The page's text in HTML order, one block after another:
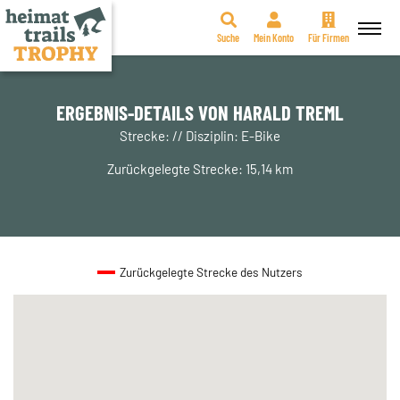
Zum
Suche Mein Konto Für Firmen
ERGEBNIS-DETAILS VON HARALD TREML
Strecke: // Disziplin: E-Bike
Zurückgelegte Strecke: 15,14 km
Zurückgelegte Strecke des Nutzers